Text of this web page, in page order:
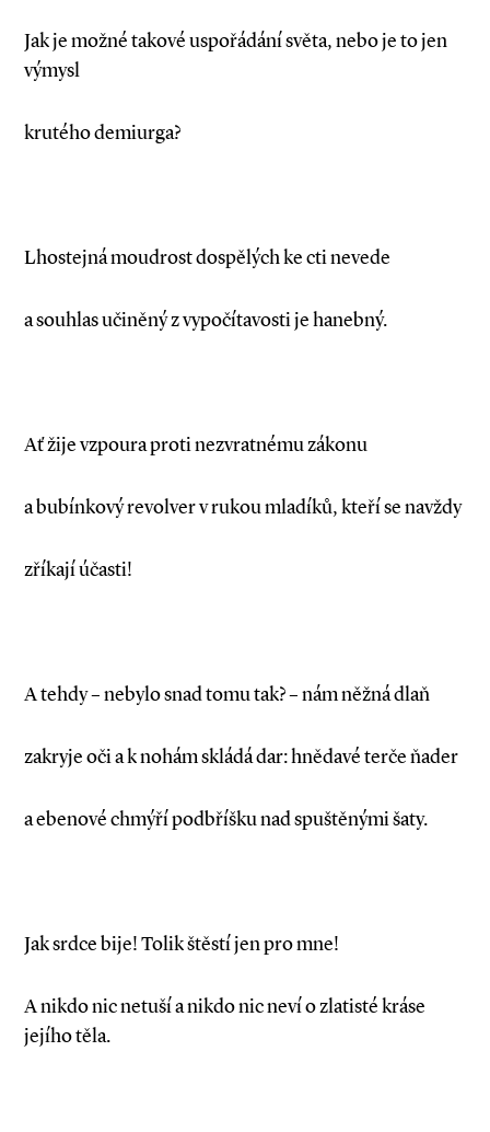
Jak je možné takové uspořádání světa, nebo je to jen
výmysl
krutého demiurga?
Lhostejná moudrost dospělých ke cti nevede
a souhlas učiněný z vypočítavosti je hanebný.
Ať žije vzpoura proti nezvratnému zákonu
a bubínkový revolver v rukou mladíků, kteří se navždy
zříkají účasti!
A tehdy – nebylo snad tomu tak? – nám něžná dlaň
zakryje oči a k nohám skládá dar: hnědavé terče ňader
a ebenové chmýří podbříšku nad spuštěnými šaty.
Jak srdce bije! Tolik štěstí jen pro mne!
A nikdo nic netuší a nikdo nic neví o zlatisté kráse
jejího těla.